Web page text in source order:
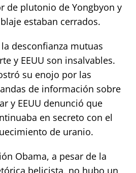
de plutonio de Yongbyon y
estaban cerrados.
desconfianza mutuas
y EEUU son insalvables.
su enojo por las
de información sobre
y EEUU denunció que
en secreto con el
de uranio.
Obama, a pesar de la
belicista, no hubo un